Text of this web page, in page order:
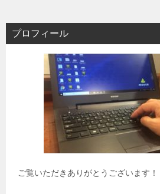
プロフィール
ご覧いただきありがとうございます！